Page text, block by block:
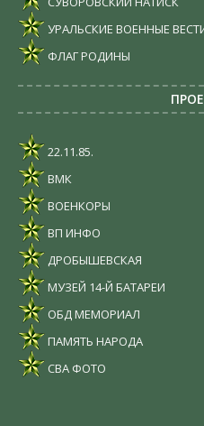
УРАЛЬСКИЕ ВОЕННЫЕ
ФЛАГ РОДИНЫ
22.11.85.
ВМК
ВОЕНКОРЫ
ВП ИНФО
ДРОБЫШЕВСКАЯ
МУЗЕЙ 14-Й БАТАРЕИ
ОБД МЕМОРИАЛ
ПАМЯТЬ НАРОДА
СВА ФОТО